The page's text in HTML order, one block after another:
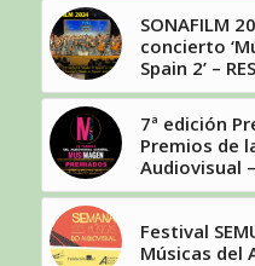
SONAFILM
concierto
Spain 2’ –
7ª edición
Premios de
Audiovisual
Festival
Músicas del